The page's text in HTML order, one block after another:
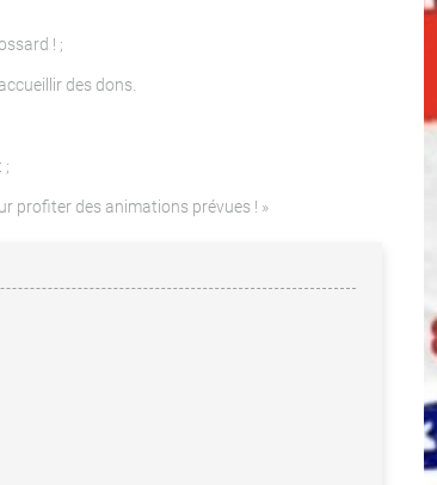
! ;
des dons.
;
profiter des animations prévues ! »